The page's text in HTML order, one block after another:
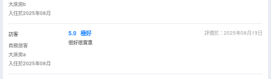
大床房b
入住於2025年08月
訪客
商務旅客
大床房a
入住於2025年08月
5.0 極好
評價於：2025年08月19日
很好很實惠